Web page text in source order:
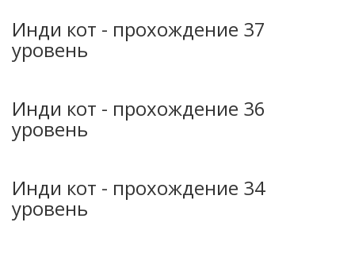
Инди кот - прохождение 37
уровень
Инди кот - прохождение 36
уровень
Инди кот - прохождение 34
уровень